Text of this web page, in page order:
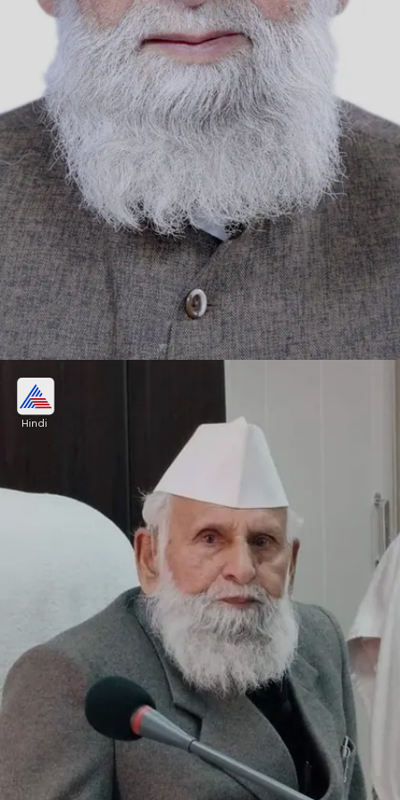
संसद के स्पेशल सेशन को बताया बड़ी साजिश
सपा सांसद शफीकुर्रहमान बर्क ने संसद के विशेष सत्र को एक
धोखा बताते हुए कहा कि इसके पीछे कोई बड़ी साजिश हो सकती है
Hindi